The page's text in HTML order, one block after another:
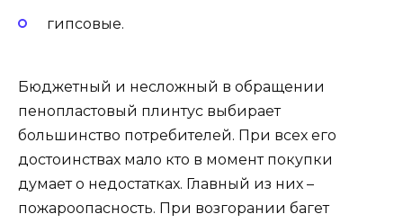
гипсовые.
Бюджетный и несложный в обращении
пенопластовый плинтус выбирает
большинство потребителей. При всех его
достоинствах мало кто в момент покупки
думает о недостатках. Главный из них –
пожароопасность. При возгорании багет